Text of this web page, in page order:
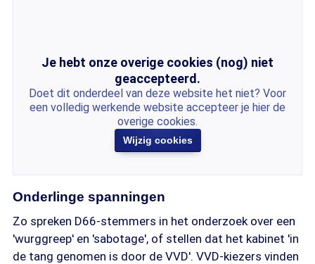
Je hebt onze overige cookies (nog) niet
geaccepteerd.
Doet dit onderdeel van deze website het niet? Voor
een volledig werkende website accepteer je hier de
overige cookies.
Wijzig cookies
Onderlinge spanningen
Zo spreken D66-stemmers in het onderzoek over een
'wurggreep' en 'sabotage', of stellen dat het kabinet 'in
de tang genomen is door de VVD'. VVD-kiezers vinden